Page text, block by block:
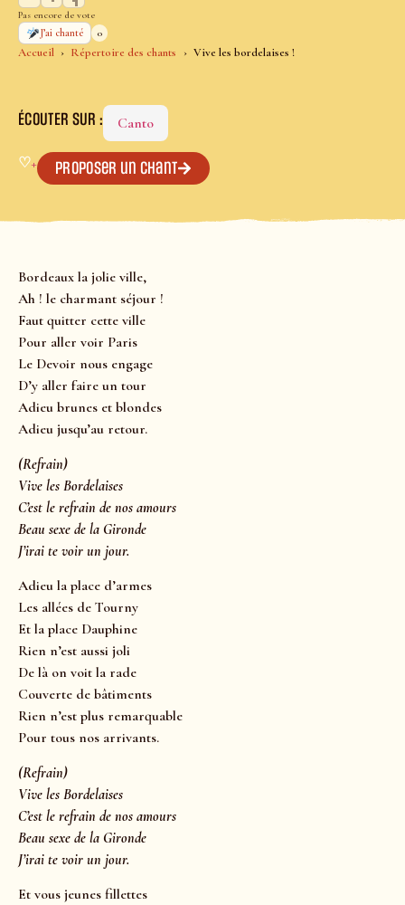
Accueil Répertoire des chants Vive les bordelaises !
Pas encore de vote
J’ai chanté
0
ÉCOUTER SUR : Canto
♡+ Proposer un chant
Bordeaux la jolie ville,
Ah ! le charmant séjour !
Faut quitter cette ville
Pour aller voir Paris
Le Devoir nous engage
D’y aller faire un tour
Adieu brunes et blondes
Adieu jusqu’au retour.
(Refrain)
Vive les Bordelaises
C’est le refrain de nos amours
Beau sexe de la Gironde
J’irai te voir un jour.
Adieu la place d’armes
Les allées de Tourny
Et la place Dauphine
Rien n’est aussi joli
De là on voit la rade
Couverte de bâtiments
Rien n’est plus remarquable
Pour tous nos arrivants.
(Refrain)
Vive les Bordelaises
C’est le refrain de nos amours
Beau sexe de la Gironde
J’irai te voir un jour.
Et vous jeunes fillettes